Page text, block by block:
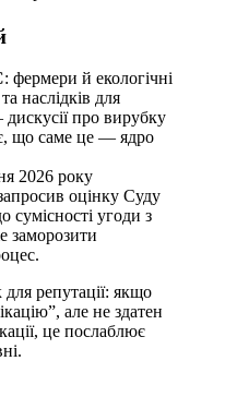
: фермери й екологічні
наслідків для
про вирубку
що саме це — ядро
2026 року
оцінку Суду
угоди з
для репутації: якщо
але не здатен
це послаблює